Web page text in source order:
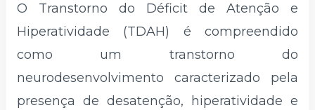
O Transtorno do Déficit de Atenção e
Hiperatividade (TDAH) é compreendido
como um transtorno do
neurodesenvolvimento caracterizado pela
presença de desatenção, hiperatividade e